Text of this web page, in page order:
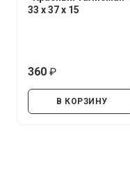
33 х 37 х 15
360
В КОРЗИНУ